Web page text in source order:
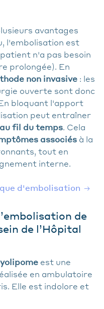
avantages
l'embolisation est
n'a pas besoin
prolongée). En
non invasive : les
ouverte sont donc
bloquant l'apport
peut entraîner
fil du temps. Cela
associés à la
tout en
interne.
d'embolisation
de
de l’Hôpital
est une
en ambulatoire
Elle est indolore et